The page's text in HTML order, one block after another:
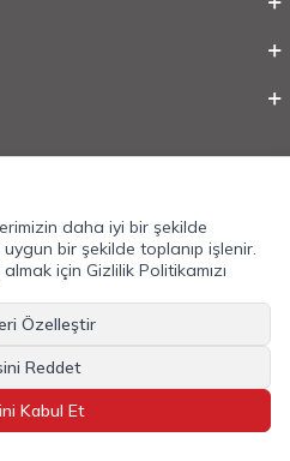
Mobilcadde.com
Hazırlanmıştır.
daha iyi bir şekilde
bir şekilde toplanıp işlenir.
için Gizlilik Politikamızı
Özelleştir
Reddet
Kabul Et